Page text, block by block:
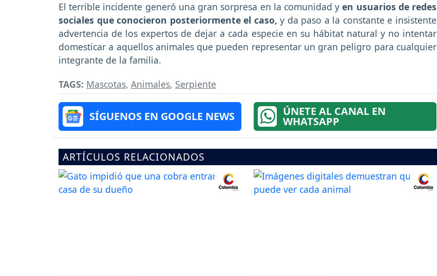
El terrible incidente generó una gran sorpresa en la comunidad yen usuarios de redes
sociales que conocieron posteriormente el caso, y da paso a la constante e insistente
advertencia de los expertos de dejar a cada especie en su hábitat natural y no intentar
domesticar a aquellos animales que pueden representar un gran peligro para cualquier
integrante de la familia.
TAGS: Mascotas, Animales, Serpiente
SÍGUENOS EN GOOGLE NEWS ÚNETE AL CANAL EN
WHATSAPP
ARTÍCULOS RELACIONADOS